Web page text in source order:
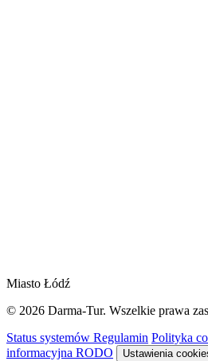
Miasto Łódź
© 2026 Darma-Tur. Wszelkie prawa
Status systemów Regulamin Polityka
informacyjna RODO
Ustawienia